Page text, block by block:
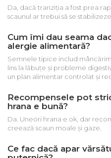
Da, dacă tranziția a fost prea
scaunul ar trebui să se stabilizeze.
Cum îmi dau seama
alergie alimentară?
Semnele tipice includ
lins la lăbuțe și probleme
un plan alimentar controlat și
Recompensele pot
hrana e bună?
Da. Uneori hrana e ok, dar
creează scaun moale și gaze.
Ce fac dacă apar